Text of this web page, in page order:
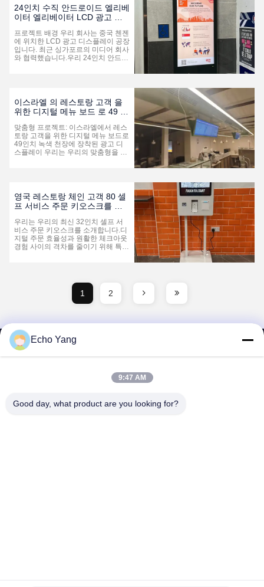
키오스크를 이용하면 이러한 부담이
없어질 것이라고 예측했고, 그래서 주
문 애플리케이션을 개발하고 테스트
를 위해 32인치 키오스크를 가져왔습
니다.그들의 소프트웨어가 우리 키오
스크에서 아주 잘 작동하는지 확인한
후, 그들은 100pcs를 구입하여 많은
외식 ...
24인치 수직 안드로이드 엘리베
이터 엘리베이터 LCD 광고 디
프로젝트 배경 우리 회사는 중국 첸젠
에 위치한 LCD 광고 디스플레이 공장
입니다. 최근 싱가포르의 미디어 회사
와 협력했습니다.우리 24인치 안드로
이터와 벽에 설치되었습니다.이 프로
젝트는 우리 회사에서 중요한 한 획을
그었으며, 해외 시장에서의 우리의 존
재감을 확장시키고 LCD 광고 디스플
레이 분야에서 우리의 전문성을 입증
합니다.. 하드웨어 구성 이 프로젝트
를 위해 공급 된 LCD 광고 디...
이스라엘 의 레스토랑 고객 을
위한 디지털 메뉴 보드 로 49 인
스플레이
맞춤형 프로젝트: 이스라엘에서 레스
토랑 고객을 위한 디지털 메뉴 보드로
49인치 녹색 천장에 장착된 광고 디
스플레이 우리는 우리의 맞춤형을 소
다. 이 프로젝트는 전통적인 종이 메
뉴를에너지 절감 디지털 사이니지, 효
율적이고 역동적이고 시각적으로 매
력적인 메뉴 표시와 레스토랑 시나리
오에 대한 브랜드 커뮤니케이션을 실
현합니다. 일상 식사 환경에 설계되었
습니다.이 녹색 테마 천장 디스플레이
는 고화질 시...
영국 레스토랑 체인 고객 80 셀
프 서비스 주문 키오스크를 출
우리는 우리의 최신 32인치 셀프 서
비스 주문 키오스크를 소개합니다.디
지털 주문 효율성과 원활한 체크아웃
경험 사이의 격차를 줄이기 위해 특별
뉴 콘텐츠가 명확하고 직관적으로 유
지되도록 합니다.그리고 교통량이 많
은 음식 서비스 환경에서 정점 식사
템: 32 인치 디스플레이에 직접 장착
된 반응 인프라 레드 터치 스크린으...
1 2
SHENZHEN MERCEDESTECHNOLOGY CO.,
Echo Yang
9:47 AM
Good day, what product are you looking for?